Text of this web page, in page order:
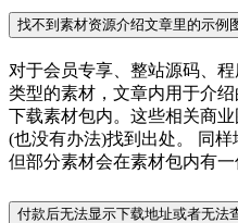
找不到素材资源介绍文章里的示例
对于会员专享、整站源码、
类型的素材，文章内用于介
下载素材包内。这些相关商
(也没有办法)找到出处。 同样
但部分素材会在素材包内有一
付款后无法显示下载地址或者无法